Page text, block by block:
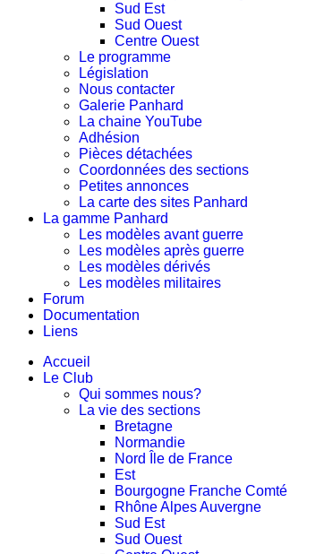
Sud Est
Sud Ouest
Centre Ouest
Le programme
Législation
Nous contacter
Galerie Panhard
La chaine YouTube
Adhésion
Pièces détachées
Coordonnées des sections
Petites annonces
La carte des sites Panhard
La gamme Panhard
Les modèles avant guerre
Les modèles après guerre
Les modèles dérivés
Les modèles militaires
Forum
Documentation
Liens
Accueil
Le Club
Qui sommes nous?
La vie des sections
Bretagne
Normandie
Nord Île de France
Est
Bourgogne Franche Comté
Rhône Alpes Auvergne
Sud Est
Sud Ouest